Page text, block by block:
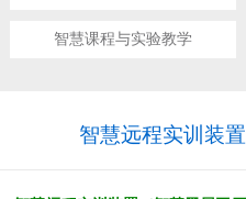
智慧课程与实验教学
智慧远程实训装